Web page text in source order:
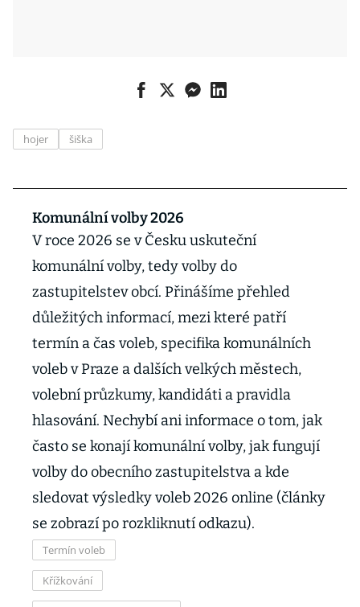
hojer šiška
Komunální volby 2026
V roce 2026 se v Česku uskuteční
komunální volby, tedy volby do
zastupitelstev obcí. Přinášíme přehled
důležitých informací, mezi které patří
termín a čas voleb, specifika komunálních
voleb v Praze a dalších velkých městech,
volební průzkumy, kandidáti a pravidla
hlasování. Nechybí ani informace o tom, jak
často se konají komunální volby, jak fungují
volby do obecního zastupitelstva a kde
sledovat výsledky voleb 2026 online (články
se zobrazí po rozkliknutí odkazu).
Termín voleb
Křížkování